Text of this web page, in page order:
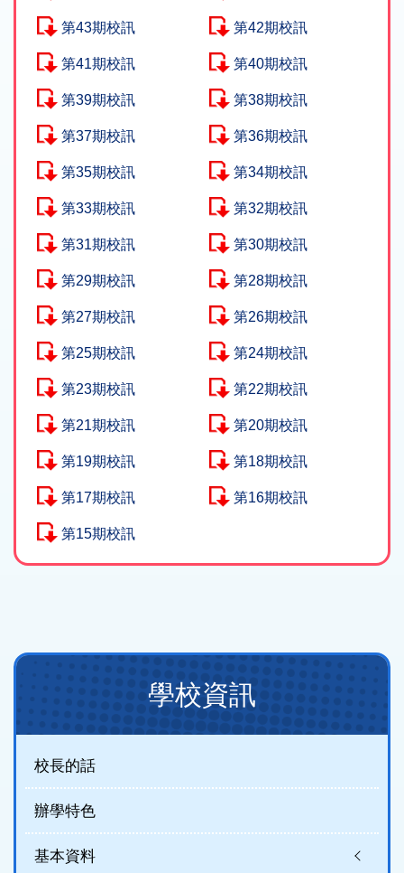
第43期校訊 第42期校訊
第41期校訊 第40期校訊
第39期校訊 第38期校訊
第37期校訊 第36期校訊
第35期校訊 第34期校訊
第33期校訊 第32期校訊
第31期校訊 第30期校訊
第29期校訊 第28期校訊
第27期校訊 第26期校訊
第25期校訊 第24期校訊
第23期校訊 第22期校訊
第21期校訊 第20期校訊
第19期校訊 第18期校訊
第17期校訊 第16期校訊
第15期校訊
Main
(new)
學校資訊
校長的話
辦學特色
基本資料